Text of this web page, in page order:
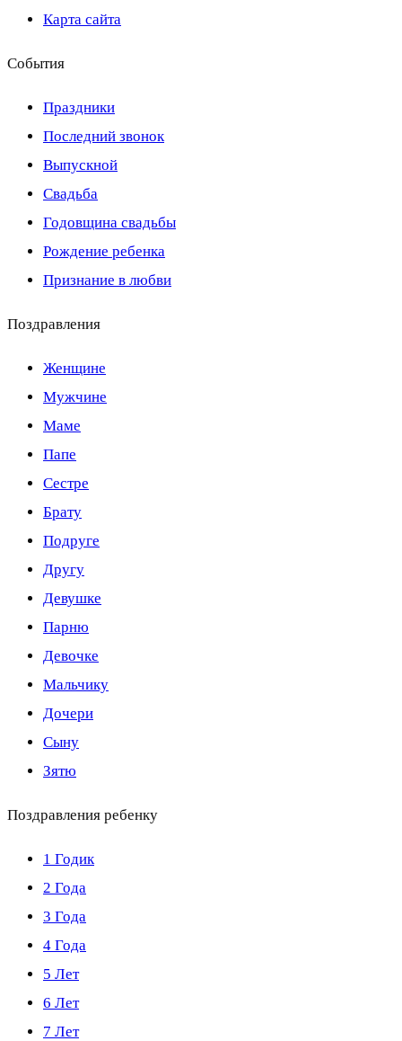
Карта сайта
События
Праздники
Последний звонок
Выпускной
Свадьба
Годовщина свадьбы
Рождение ребенка
Признание в любви
Поздравления
Женщине
Мужчине
Маме
Папе
Сестре
Брату
Подруге
Другу
Девушке
Парню
Девочке
Мальчику
Дочери
Сыну
Зятю
Поздравления ребенку
1 Годик
2 Года
3 Года
4 Года
5 Лет
6 Лет
7 Лет